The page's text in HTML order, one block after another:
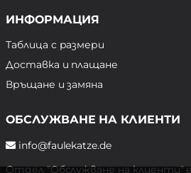
ИНФОРМАЦИЯ
Таблица с размери
Доставка и плащане
Връщане и замяна
ОБСЛУЖВАНЕ НА КЛИЕНТИ
info@faulekatze.de
Отдел "Обслужване на клиенти"